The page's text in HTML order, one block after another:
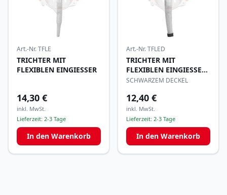
Art.-Nr.TFLE
TRICHTER MIT
FLEXIBLEN EINGIESSER
14,30 €
inkl. MwSt.
Lieferzeit: 2-3 Tage
In den Warenkorb
Art.-Nr.TFLED
TRICHTER MIT
FLEXIBLEN EINGIESSER
UND
SCHWARZEM DECKEL
12,40 €
inkl. MwSt.
Lieferzeit: 2-3 Tage
In den Warenkorb